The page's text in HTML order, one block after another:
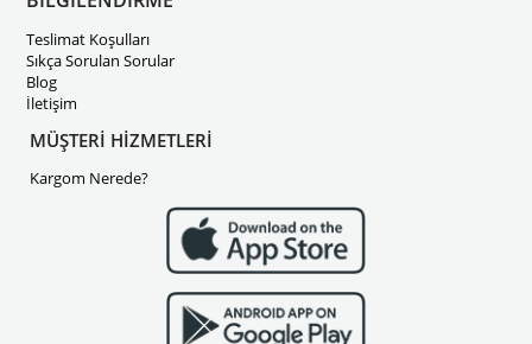
Teslimat Koşulları
Sıkça Sorulan Sorular
Blog
İletişim
MÜŞTERİ HİZMETLERİ
Kargom Nerede?